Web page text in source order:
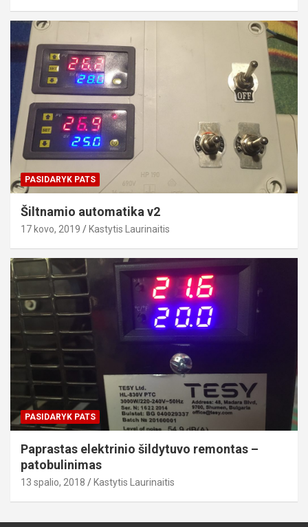
PASIDARYK PATS
Šiltnamio automatika v2
17 kovo, 2019 Kastytis Laurinaitis
PASIDARYK PATS
Paprastas elektrinio šildytuvo remontas –
patobulinimas
13 spalio, 2018 Kastytis Laurinaitis